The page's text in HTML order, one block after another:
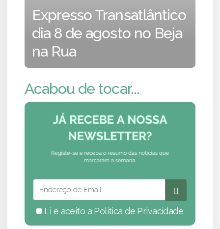
Expresso Transatlântico
dia 8 de agosto no Beja
na Rua
Acabou de tocar...
Li e aceito a Política de Privacidade